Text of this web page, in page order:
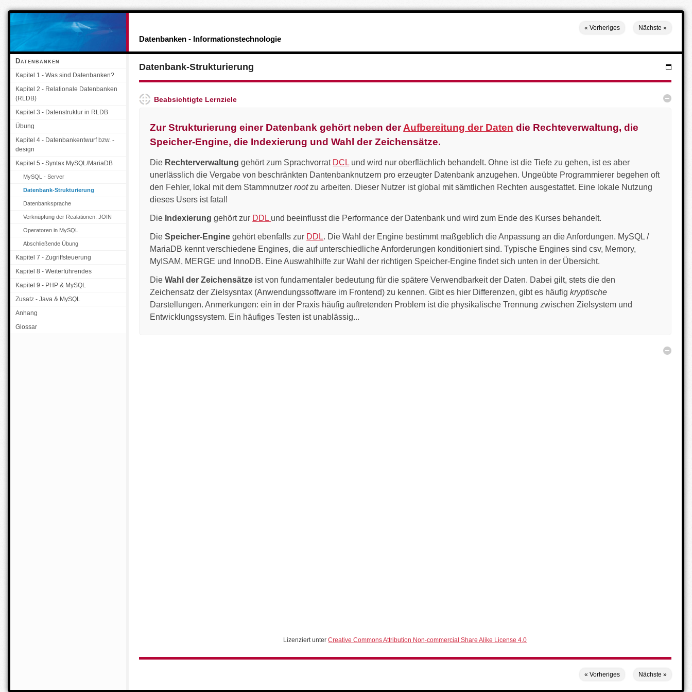
Navigation überspringen
Datenbanken - Informationstechnologie
Menü
Datenbanken
Kapitel 1 - Was sind Datenbanken?
Kapitel 2 - Relationale Datenbanken
(RLDB)
Kapitel 3 - Datenstruktur in RLDB
Übung
Kapitel 4 - Datenbankentwurf bzw. -
design
Kapitel 5 - Syntax MySQL/MariaDB
MySQL - Server
Datenbank-Strukturierung
Datenbanksprache
Verknüpfung der Realationen: JOIN
Operatoren in MySQL
Abschließende Übung
Kapitel 7 - Zugriffsteuerung
Kapitel 8 - Weiterführendes
Kapitel 9 - PHP & MySQL
Zusatz - Java & MySQL
Anhang
Glossar
« Vorheriges Nächste »
Datenbank-Strukturierung
Beabsichtigte Lernziele
Zur Strukturierung einer Datenbank gehört neben derAufbereitung der Daten die Rechteverwaltung, die
Speicher-Engine, die Indexierung und Wahl der Zeichensätze.
Die Rechterverwaltung gehört zum Sprachvorrat DCL und wird nur oberflächlich behandelt. Ohne ist die Tiefe zu gehen, ist es aber
unerlässlich die Vergabe von beschränkten Dantenbanknutzern pro erzeugter Datenbank anzugehen. Ungeübte Programmierer begehen oft
den Fehler, lokal mit dem Stammnutzerrootzu arbeiten. Dieser Nutzer ist global mit sämtlichen Rechten ausgestattet. Eine lokale Nutzung
dieses Users ist fatal!
Die Indexierung gehört zur DDL und beeinflusst die Performance der Datenbank und wird zum Ende des Kurses behandelt.
DieSpeicher-Engine gehört ebenfalls zur DDL. Die Wahl der Engine bestimmt maßgeblich die Anpassung an die Anfordungen. MySQL /
MariaDB kennt verschiedene Engines, die auf unterschiedliche Anforderungen konditioniert sind. Typische Engines sind csv, Memory,
MyISAM, MERGE und InnoDB. Eine Auswahlhilfe zur Wahl der richtigen Speicher-Engine findet sich unten in der Übersicht.
DieWahl der Zeichensätze ist von fundamentaler bedeutung für die spätere Verwendbarkeit der Daten. Dabei gilt, stets die den
Zeichensatz der Zielsysntax (Anwendungssoftware im Frontend) zu kennen. Gibt es hier Differenzen, gibt es häufigkryptische
Darstellungen. Anmerkungen: ein in der Praxis häufig auftretenden Problem ist die physikalische Trennung zwischen Zielsystem und
Entwicklungssystem. Ein häufiges Testen ist unablässig...
Lizenziert unterCreative Commons Attribution Non-commercial Share Alike License 4.0
« Vorheriges Nächste »